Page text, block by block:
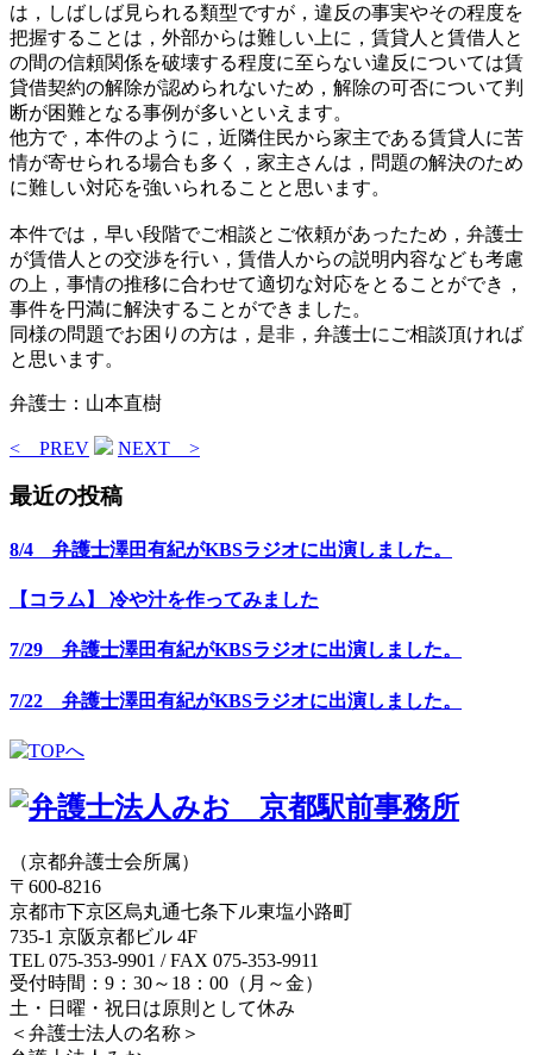
は，しばしば見られる類型ですが，違反の事実やその程度を
把握することは，外部からは難しい上に，賃貸人と賃借人と
の間の信頼関係を破壊する程度に至らない違反については賃
貸借契約の解除が認められないため，解除の可否について判
断が困難となる事例が多いといえます。
他方で，本件のように，近隣住民から家主である賃貸人に苦
情が寄せられる場合も多く，家主さんは，問題の解決のため
に難しい対応を強いられることと思います。
本件では，早い段階でご相談とご依頼があったため，弁護士
が賃借人との交渉を行い，賃借人からの説明内容なども考慮
の上，事情の推移に合わせて適切な対応をとることができ，
事件を円満に解決することができました。
同様の問題でお困りの方は，是非，弁護士にご相談頂ければ
と思います。
弁護士：山本直樹
< PREV NEXT >
最近の投稿
8/4 弁護士澤田有紀がKBSラジオに出演しました。
【コラム】 冷や汁を作ってみました
7/29 弁護士澤田有紀がKBSラジオに出演しました。
7/22 弁護士澤田有紀がKBSラジオに出演しました。
（京都弁護士会所属）
〒600-8216
京都市下京区烏丸通七条下ル東塩小路町
735-1 京阪京都ビル 4F
TEL 075-353-9901 / FAX 075-353-9911
受付時間：9：30～18：00（月～金）
土・日曜・祝日は原則として休み
＜弁護士法人の名称＞